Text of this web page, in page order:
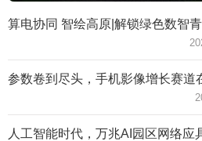
算电协同 智绘高原|解锁绿色数智
参数卷到尽头，手机影像增长赛道
人工智能时代，万兆AI园区网络应